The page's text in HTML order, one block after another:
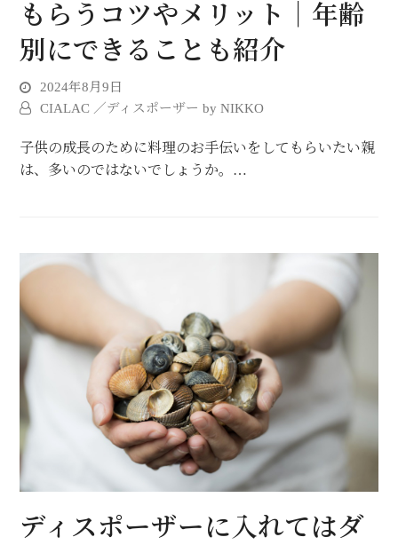
もらうコツやメリット｜年齢
別にできることも紹介
2024年8月9日
CIALAC ／ディスポーザー by NIKKO
子供の成長のために料理のお手伝いをしてもらいたい親
は、多いのではないでしょうか。…
ディスポーザーに入れてはダ